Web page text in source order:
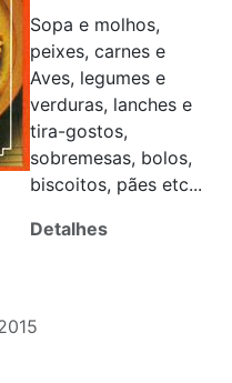
Sopa e molhos,
peixes, carnes e
Aves, legumes e
verduras, lanches e
tira-gostos,
sobremesas, bolos,
biscoitos, pães etc...
Detalhes